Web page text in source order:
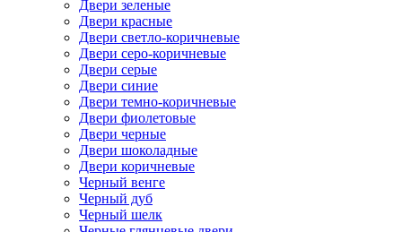
Двери зеленые
Двери красные
Двери светло-коричневые
Двери серо-коричневые
Двери серые
Двери синие
Двери темно-коричневые
Двери фиолетовые
Двери черные
Двери шоколадные
Двери коричневые
Черный венге
Черный дуб
Черный шелк